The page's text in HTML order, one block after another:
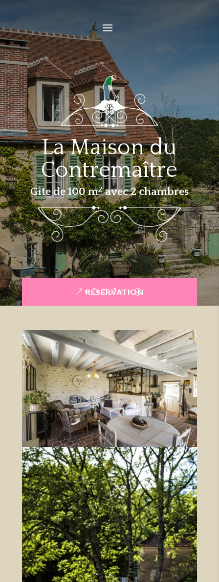
La Maison du
Contremaître
Gîte de 100 m2avec 2 chambres
RÉSERVATION